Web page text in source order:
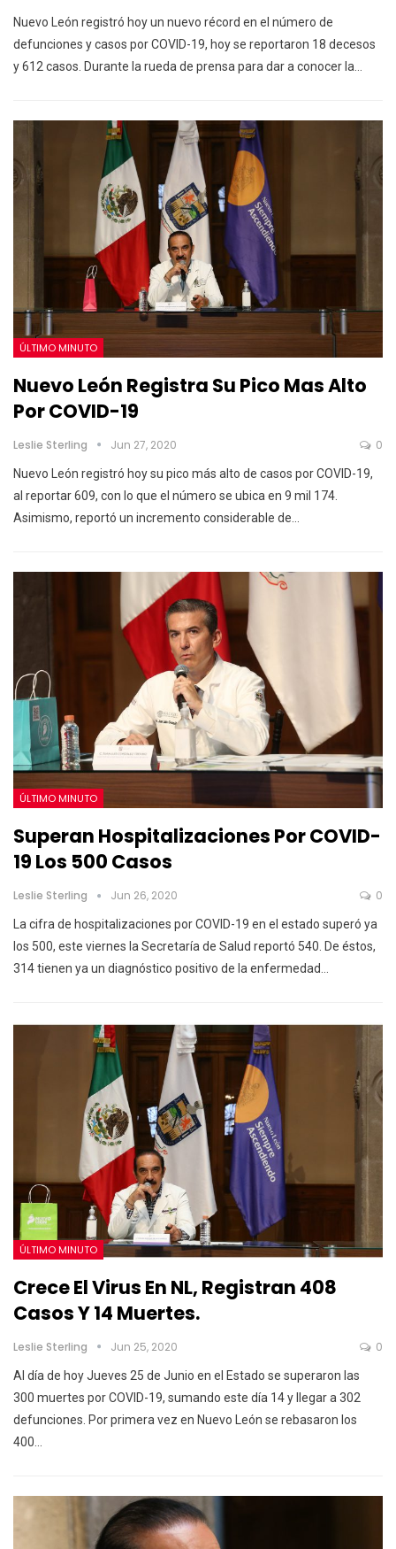
Nuevo León registró hoy un nuevo récord en el número de
defunciones y casos por COVID-19, hoy se reportaron 18 decesos
y 612 casos. Durante la rueda de prensa para dar a conocer la…
ÚLTIMO MINUTO
Nuevo León Registra Su Pico Mas Alto
Por COVID-19
Leslie Sterling Jun 27, 2020 0
Nuevo León registró hoy su pico más alto de casos por COVID-19,
al reportar 609, con lo que el número se ubica en 9 mil 174.
Asimismo, reportó un incremento considerable de…
ÚLTIMO MINUTO
Superan Hospitalizaciones Por COVID-
19 Los 500 Casos
Leslie Sterling Jun 26, 2020 0
La cifra de hospitalizaciones por COVID-19 en el estado superó ya
los 500, este viernes la Secretaría de Salud reportó 540. De éstos,
314 tienen ya un diagnóstico positivo de la enfermedad…
ÚLTIMO MINUTO
Crece El Virus En NL, Registran 408
Casos Y 14 Muertes.
Leslie Sterling Jun 25, 2020 0
Al día de hoy Jueves 25 de Junio en el Estado se superaron las
300 muertes por COVID-19, sumando este día 14 y llegar a 302
defunciones. Por primera vez en Nuevo León se rebasaron los
400…